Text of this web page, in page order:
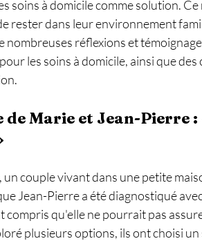
soins à domicile comme solution.
rester dans leur environnement
nombreuses réflexions et
les soins à domicile, ainsi que
de Marie et Jean-Pierre
couple vivant dans une petite
Jean-Pierre a été diagnostiqué
compris qu'elle ne pourrait pas
plusieurs options, ils ont choisi un